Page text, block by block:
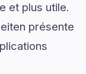
et plus utile.
présente